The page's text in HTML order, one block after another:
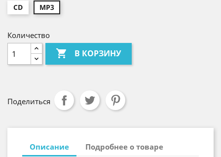
CD MP3
Количество
 В КОРЗИНУ
Поделиться
Описание Подробнее о товаре